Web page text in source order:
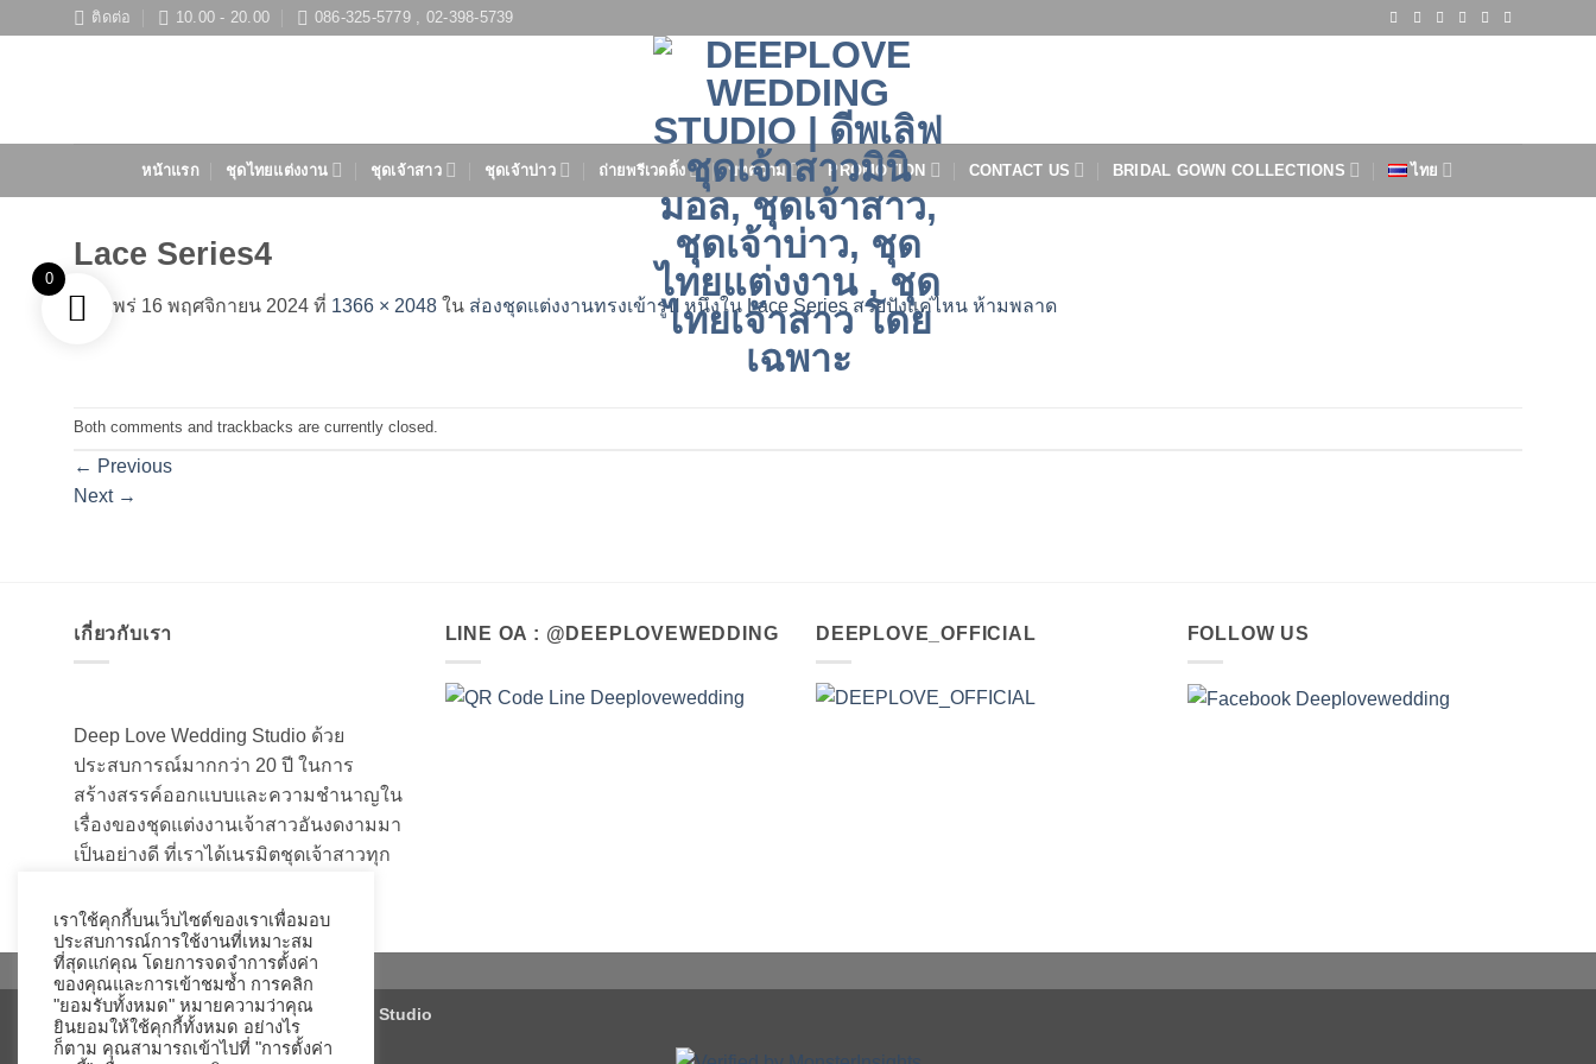
ติดต่อ 10.00 - 20.00 086-325-5779 , 02-398-5739
หน้าแรก ชุดไทยแต่งงาน ชุดเจ้าสาว ชุดเจ้าบ่าว ถ่ายพรีเวดดิ้ง บทความ PROMOTION CONTACT US BRIDAL GOWN COLLECTIONS ไทย
Lace Series4
เผยแพร่ 16 พฤศจิกายน 2024 ที่ 1366 × 2048 ใน ส่องชุดแต่งงานทรงเข้ารูป หนึ่งใน Lace Series สวยปังแค่ไหน ห้ามพลาด
Both comments and trackbacks are currently closed.
← Previous
Next →
เกี่ยวกับเรา
Deep Love Wedding Studio ด้วย
ประสบการณ์มากกว่า 20 ปี ในการ
สร้างสรรค์ออกแบบและความชำนาญใน
เรื่องของชุดแต่งงานเจ้าสาวอันงดงามมา
เป็นอย่างดี ที่เราได้เนรมิตชุดเจ้าสาวทุก
LINE OA : @DEEPLOVEWEDDING DEEPLOVE_OFFICIAL FOLLOW US
Copyright 2026 ©Deep Love Wedding Studio
เราใช้คุกกี้บนเว็บไซต์ของเราเพื่อมอบ
ประสบการณ์การใช้งานที่เหมาะสม
ที่สุดแก่คุณ โดยการจดจำการตั้งค่า
ของคุณและการเข้าชมซ้ำ การคลิก
"ยอมรับทั้งหมด" หมายความว่าคุณ
ยินยอมให้ใช้คุกกี้ทั้งหมด อย่างไร
ก็ตาม คุณสามารถเข้าไปที่ "การตั้งค่า
0